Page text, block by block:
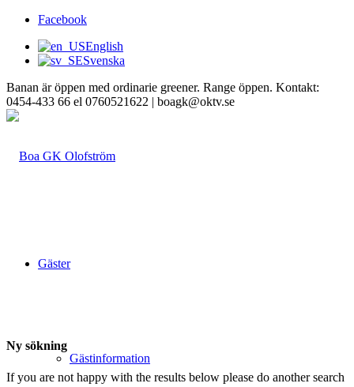
Facebook
English
Svenska
Banan är öppen med ordinarie greener. Range öppen. Kontakt:
0454-433 66 el 0760521622 | boagk@oktv.se
Gäster
Gästinformation
Ny sökning
If you are not happy with the results below please do another search